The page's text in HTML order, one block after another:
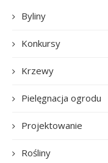
Byliny
Konkursy
Krzewy
Pielęgnacja ogrodu
Projektowanie
Rośliny